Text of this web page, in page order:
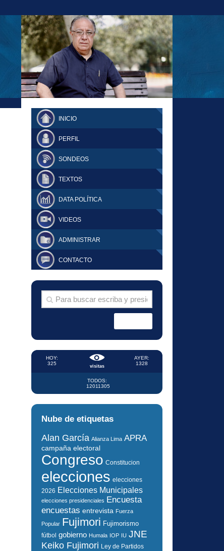
FERNANDO TUESTA SUPLEMENTO
DOMINGO
INICIO
PERFIL
SONDEOS
TEXTOS
DATA POLÍTICA
VIDEOS
ADMINISTRAR
CONTACTO
visitas
HOY:
325
AYER:
1328
TODOS:
12011305
Nube de etiquetas
Alan García Alianza Lima APRA
campaña electoral
Congreso Constitucion
elecciones elecciones
2026 Elecciones Municipales
elecciones presidenciales Encuesta
encuestas entrevista Fuerza
Popular Fujimori Fujimorismo
fútbol gobierno Humala IOP IU JNE
Keiko Fujimori Ley de Partidos